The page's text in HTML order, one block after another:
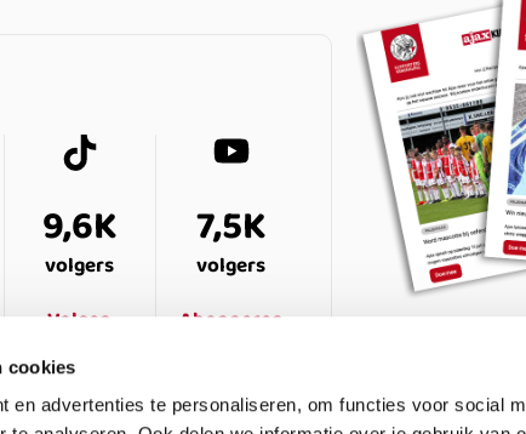
cookies
en advertenties te personaliseren, om functies voor social
9,6K
volgers
Volgen
7,5K
volgers
Abonneren